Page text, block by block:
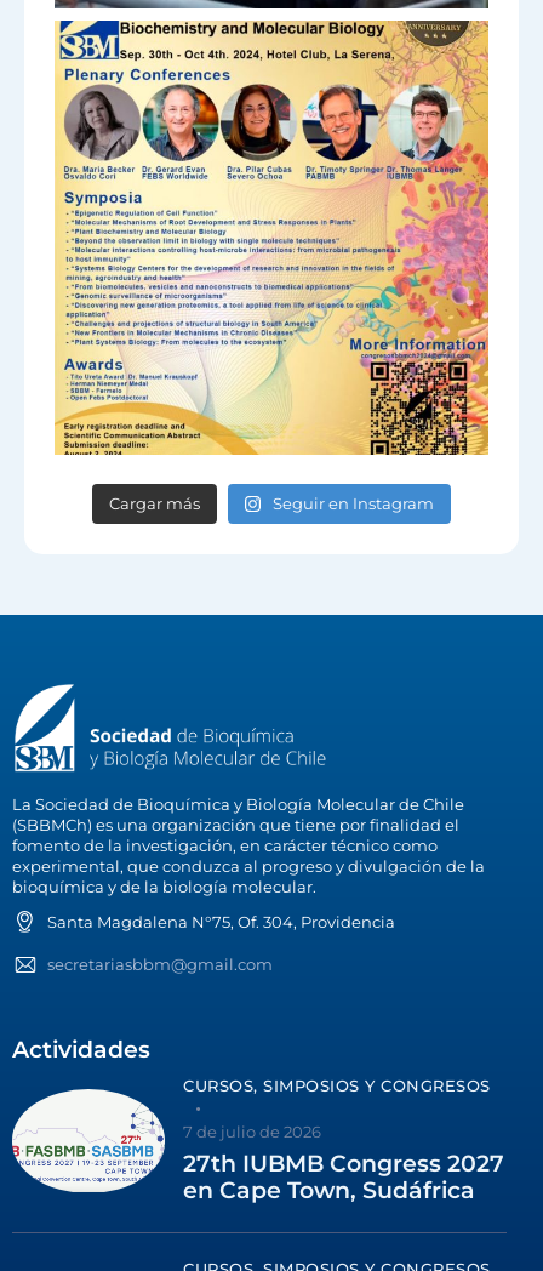
Cargar más Seguir en Instagram
La Sociedad de Bioquímica y Biología Molecular de Chile
(SBBMCh) es una organización que tiene por finalidad el
fomento de la investigación, en carácter técnico como
experimental, que conduzca al progreso y divulgación de la
bioquímica y de la biología molecular.
Santa Magdalena N°75, Of. 304, Providencia
secretariasbbm@gmail.com
Actividades
CURSOS, SIMPOSIOS Y CONGRESOS
7 de julio de 2026
27th IUBMB Congress 2027
en Cape Town, Sudáfrica